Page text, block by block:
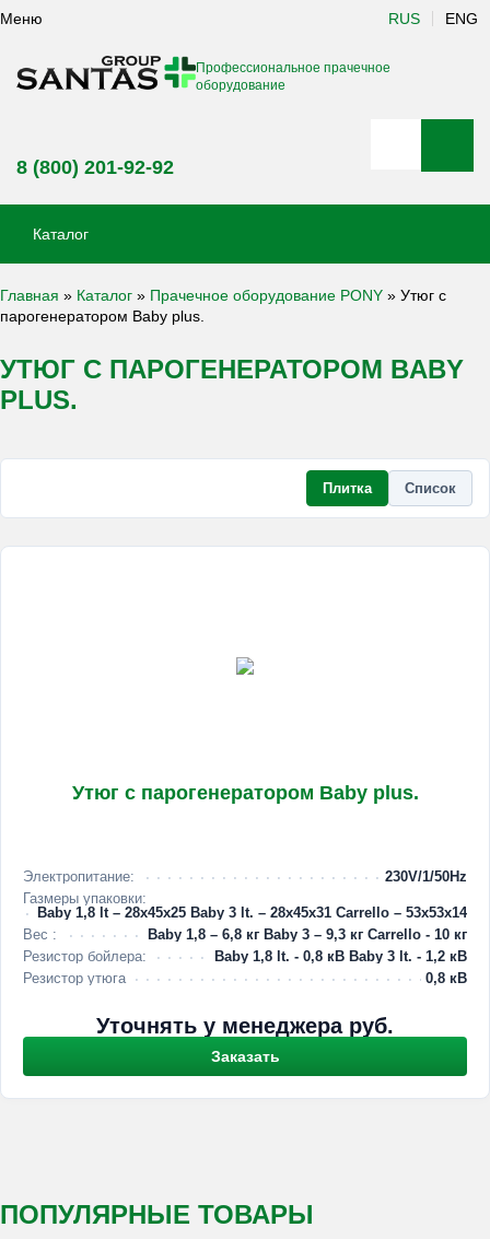
Меню RUS ENG
Профессиональное прачечное
оборудование
8 (800) 201-92-92
Каталог
Главная » Каталог » Прачечное оборудование PONY » Утюг с
парогенератором Baby plus.
УТЮГ С ПАРОГЕНЕРАТОРОМ BABY
PLUS.
Плитка Список
Утюг с парогенератором Baby plus.
Электропитание:
230V/1/50Hz
Газмеры упаковки:
Baby 1,8 lt – 28x45x25 Baby 3 lt. – 28x45x31 Carrello – 53x53x14
Вес :
Baby 1,8 – 6,8 кг Baby 3 – 9,3 кг Carrello - 10 кг
Резистор бойлера:
Baby 1,8 lt. - 0,8 кВ Baby 3 lt. - 1,2 кВ
Резистор утюга
0,8 кВ
Уточнять у менеджераруб.
Заказать
ПОПУЛЯРНЫЕ ТОВАРЫ